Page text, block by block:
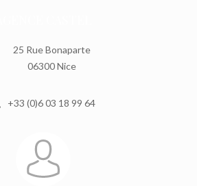
25 Rue Bonaparte
06300 Nice
+33 (0)6 03 18 99 64